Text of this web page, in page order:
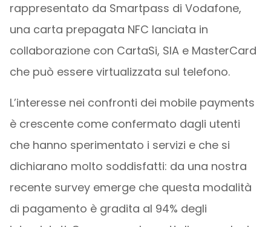
rappresentato da Smartpass di Vodafone,
una carta prepagata NFC lanciata in
collaborazione con CartaSi, SIA e MasterCard
che può essere virtualizzata sul telefono.
L’interesse nei confronti dei mobile payments
è crescente come confermato dagli utenti
che hanno sperimentato i servizi e che si
dichiarano molto soddisfatti: da una nostra
recente survey emerge che questa modalità
di pagamento è gradita al 94% degli